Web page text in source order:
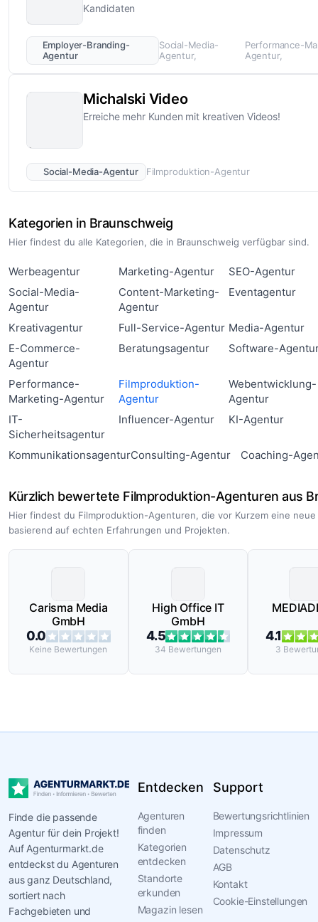
Kandidaten
Employer-Branding-
Agentur
Social-Media-
Agentur
Performance-
Agentur
Michalski Video
Erreiche mehr Kunden mit kreativen Videos!
Social-Media-Agentur Filmproduktion-Agentur
Kategorien in Braunschweig
Hier findest du alle Kategorien, die in Braunschweig verfügbar sind.
Werbeagentur Marketing-Agentur
SEO-Agentur
Social-Media-
Agentur
Content-Marketing-
Agentur
Eventagentur
Kreativagentur Full-Service-Agentur Media-Agentur
E-Commerce-
Agentur
Beratungsagentur Software-
Performance-
Marketing-Agentur
Filmproduktion-
Agentur
Webentwicklung-
Agentur
IT-
Sicherheitsagentur
Influencer-Agentur KI-Agentur
KommunikationsagenturConsulting-Agentur Coaching-
Kürzlich bewertete Filmproduktion-Agenturen aus
Hier findest du Filmproduktion-Agenturen, die vor Kurzem eine
basierend auf echten Erfahrungen und Projekten.
Carisma Media
GmbH
0.0
Keine Bewertungen
High Office IT
GmbH
4.5
34 Bewertungen
4.1
3
Finde die passende
Agentur für dein Projekt!
Auf Agenturmarkt.de
entdeckst du Agenturen
aus ganz Deutschland,
sortiert nach
Fachgebieten und
Entdecken
Agenturen
finden
Kategorien
entdecken
Standorte
erkunden
Magazin lesen
Support
Bewertungsrichtlinien
Impressum
Datenschutz
AGB
Kontakt
Cookie-Einstellungen